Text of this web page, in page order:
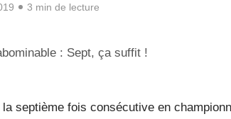
3 min de lecture
septième fois consécutive en